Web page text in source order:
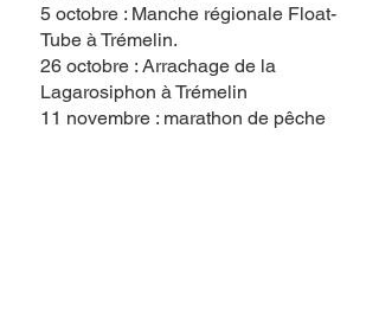
5 octobre : Manche régionale Float-
Tube à Trémelin.
26 octobre : Arrachage de la
Lagarosiphon à Trémelin
11 novembre : marathon de pêche